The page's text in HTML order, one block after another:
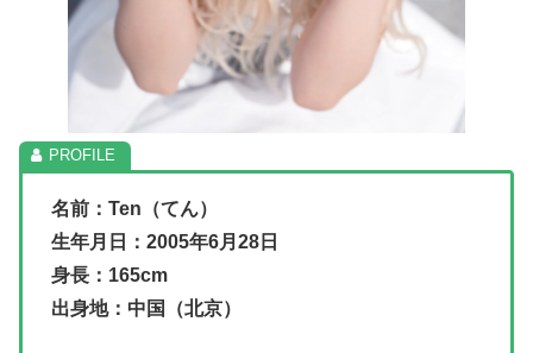
名前： Ten（てん）
生年月日：2005年6月28日
身長：165cm
出身地：中国（北京）